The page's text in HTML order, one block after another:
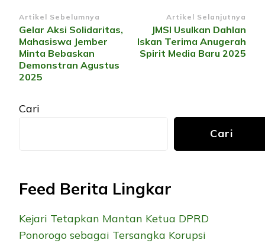
Navigasi
Artikel
Artikel Sebelumnya
Gelar Aksi Solidaritas,
Mahasiswa Jember
Minta Bebaskan
Demonstran Agustus
2025
Artikel Selanjutnya
JMSI Usulkan Dahlan
Iskan Terima Anugerah
Spirit Media Baru 2025
Cari
Cari
Feed Berita Lingkar
Kejari Tetapkan Mantan Ketua DPRD
Ponorogo sebagai Tersangka Korupsi